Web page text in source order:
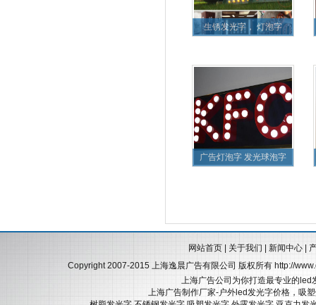
生锈发光字， 灯泡字
广告灯泡字 发光球泡字
网站首页| 关于我们 新闻中心|
Copyright 2007-2015 上海逸晨广告有限公司 版权所有 http://
上海广告公司为你打造最专业的
上海广告制作厂家-户外led发光字价格，吸